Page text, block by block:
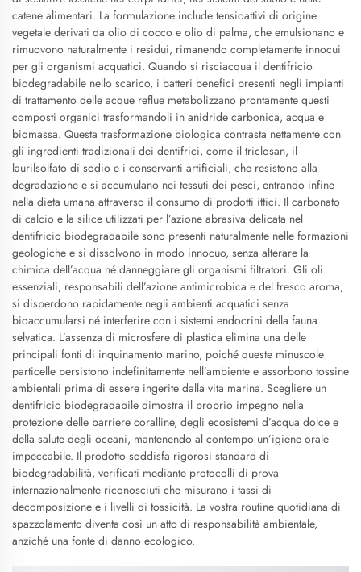
catene alimentari. La formulazione include tensioattivi di origine
vegetale derivati da olio di cocco e olio di palma, che emulsionano e
rimuovono naturalmente i residui, rimanendo completamente innocui
per gli organismi acquatici. Quando si risciacqua il dentifricio
biodegradabile nello scarico, i batteri benefici presenti negli impianti
di trattamento delle acque reflue metabolizzano prontamente questi
composti organici trasformandoli in anidride carbonica, acqua e
biomassa. Questa trasformazione biologica contrasta nettamente con
gli ingredienti tradizionali dei dentifrici, come il triclosan, il
laurilsolfato di sodio e i conservanti artificiali, che resistono alla
degradazione e si accumulano nei tessuti dei pesci, entrando infine
nella dieta umana attraverso il consumo di prodotti ittici. Il carbonato
di calcio e la silice utilizzati per l’azione abrasiva delicata nel
dentifricio biodegradabile sono presenti naturalmente nelle formazioni
geologiche e si dissolvono in modo innocuo, senza alterare la
chimica dell’acqua né danneggiare gli organismi filtratori. Gli oli
essenziali, responsabili dell’azione antimicrobica e del fresco aroma,
si disperdono rapidamente negli ambienti acquatici senza
bioaccumularsi né interferire con i sistemi endocrini della fauna
selvatica. L’assenza di microsfere di plastica elimina una delle
principali fonti di inquinamento marino, poiché queste minuscole
particelle persistono indefinitamente nell’ambiente e assorbono tossine
ambientali prima di essere ingerite dalla vita marina. Scegliere un
dentifricio biodegradabile dimostra il proprio impegno nella
protezione delle barriere coralline, degli ecosistemi d’acqua dolce e
della salute degli oceani, mantenendo al contempo un’igiene orale
impeccabile. Il prodotto soddisfa rigorosi standard di
biodegradabilità, verificati mediante protocolli di prova
internazionalmente riconosciuti che misurano i tassi di
decomposizione e i livelli di tossicità. La vostra routine quotidiana di
spazzolamento diventa così un atto di responsabilità ambientale,
anziché una fonte di danno ecologico.